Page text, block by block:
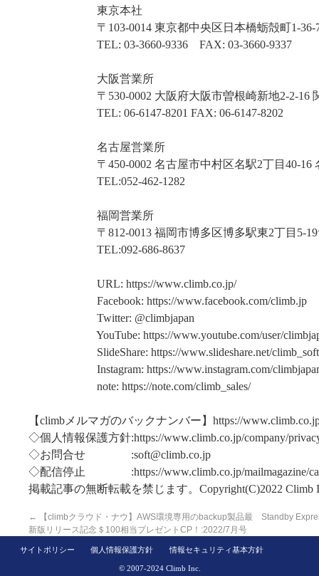
東京本社
〒103-0014 東京都中央区日本橋蛎殻町1-36-7
TEL: 03-3660-9336 FAX: 03-3660-9337
大阪営業所
〒530-0002 大阪府大阪市曽根崎新地2-2-16 関
TEL: 06-6147-8201 FAX: 06-6147-8202
名古屋営業所
〒450-0002 名古屋市中村区名駅2丁目40-16 名
TEL:052-462-1282
福岡営業所
〒812-0013 福岡市博多区博多駅東2丁目5-19サ
TEL:092-686-8637
URL: https://www.climb.co.jp/
Facebook: https://www.facebook.com/climb.jp
Twitter: @climbjapan
YouTube: https://www.youtube.com/user/
SlideShare: https://www.slideshare.net/climb_soft
Instagram: https://www.instagram.com/
note: https://note.com/climb_sales/
【climbメルマガのバックナンバー】https://
◇個人情報保護方針:https://www.climb.co.jp/company/
◇お問合せ :soft@climb.co.jp
◇配信停止 :https://www.climb.co.jp/mailmagazine/
掲載記事の無断転載を禁じます。Copyright(C)2022 Climb
←
【climbクラウド・ナウ】AWS環境専用のbackup製品最
新版リリース記念＄100相当プレゼントCP！:2022/7月号
Standby
サイトポリシー 個人情報保護方針 情報セキュリティ基本方針
© 2007-2024 Climb Inc.